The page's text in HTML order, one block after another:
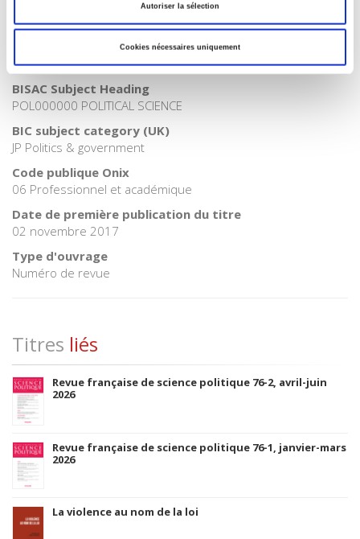
Autoriser la sélection
Cookies nécessaires uniquement
Internet Hierarchy>Politique
Catégorie (éditeur)
Internet Hierarchy>Science politique
BISAC Subject Heading
POL000000 POLITICAL SCIENCE
BIC subject category (UK)
JP Politics & government
Code publique Onix
06 Professionnel et académique
Date de première publication du titre
02 novembre 2017
Type d'ouvrage
Numéro de revue
Titres liés
Revue française de science politique 76-2, avril-juin
2026
Revue française de science politique 76-1, janvier-mars
2026
La violence au nom de la loi